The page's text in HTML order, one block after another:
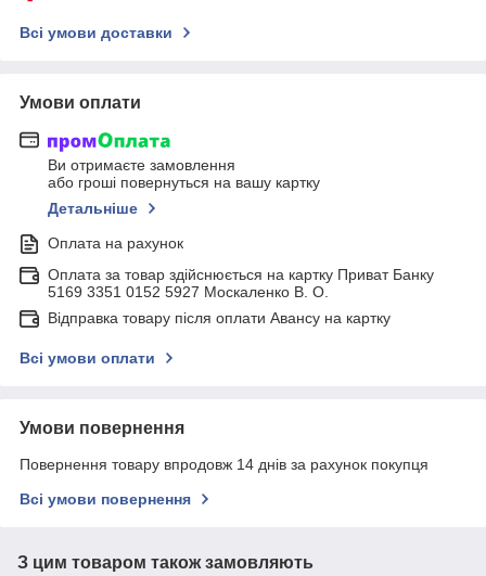
Всі умови доставки
Умови оплати
Ви отримаєте замовлення
або гроші повернуться на вашу картку
Детальніше
Оплата на рахунок
Оплата за товар здійснюється на картку Приват Банку
5169 3351 0152 5927 Москаленко В. О.
Відправка товару після оплати Авансу на картку
Всі умови оплати
Умови повернення
Повернення товару впродовж 14 днів за рахунок покупця
Всі умови повернення
З цим товаром також замовляють